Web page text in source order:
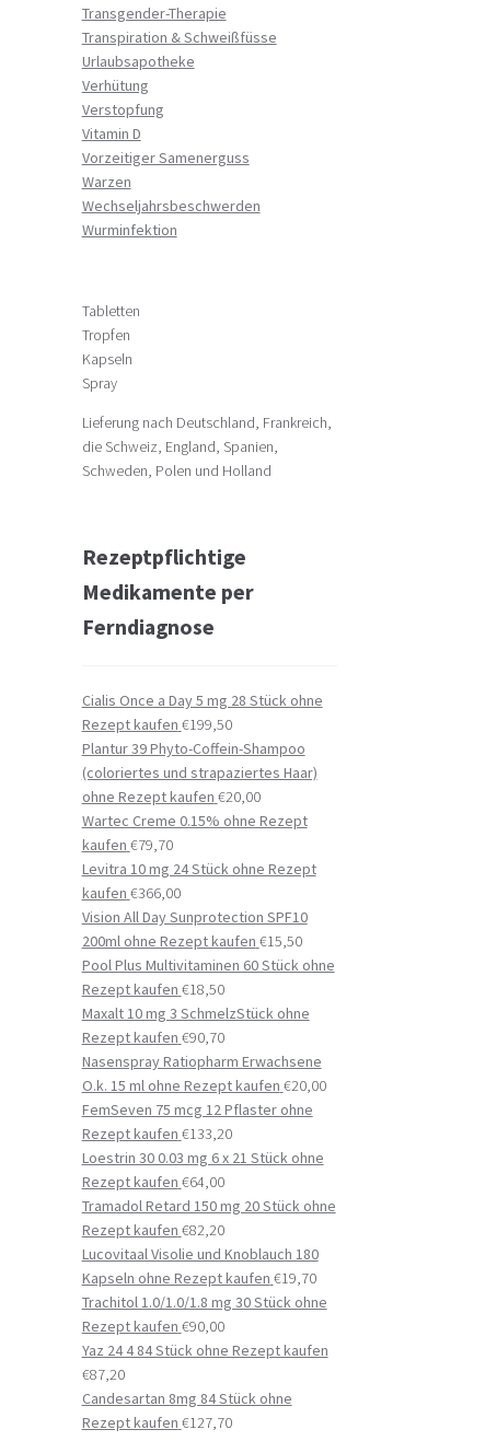
Transgender-Therapie
Transpiration & Schweißfüsse
Urlaubsapotheke
Verhütung
Verstopfung
Vitamin D
Vorzeitiger Samenerguss
Warzen
Wechseljahrsbeschwerden
Wurminfektion
Tabletten
Tropfen
Kapseln
Spray
Lieferung nach Deutschland, Frankreich,
die Schweiz, England, Spanien,
Schweden, Polen und Holland
Rezeptpflichtige
Medikamente per
Ferndiagnose
Cialis Once a Day 5 mg 28 Stück ohne
Rezept kaufen €199,50
Plantur 39 Phyto-Coffein-Shampoo
(coloriertes und strapaziertes Haar)
ohne Rezept kaufen €20,00
Wartec Creme 0.15% ohne Rezept
kaufen €79,70
Levitra 10 mg 24 Stück ohne Rezept
kaufen €366,00
Vision All Day Sunprotection SPF10
200ml ohne Rezept kaufen €15,50
Pool Plus Multivitaminen 60 Stück ohne
Rezept kaufen €18,50
Maxalt 10 mg 3 SchmelzStück ohne
Rezept kaufen €90,70
Nasenspray Ratiopharm Erwachsene
O.k. 15 ml ohne Rezept kaufen €20,00
FemSeven 75 mcg 12 Pflaster ohne
Rezept kaufen €133,20
Loestrin 30 0.03 mg 6 x 21 Stück ohne
Rezept kaufen €64,00
Tramadol Retard 150 mg 20 Stück ohne
Rezept kaufen €82,20
Lucovitaal Visolie und Knoblauch 180
Kapseln ohne Rezept kaufen €19,70
Trachitol 1.0/1.0/1.8 mg 30 Stück ohne
Rezept kaufen €90,00
Yaz 24 4 84 Stück ohne Rezept kaufen
€87,20
Candesartan 8mg 84 Stück ohne
Rezept kaufen €127,70